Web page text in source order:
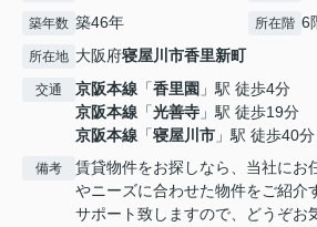
築年数 築46年 所在階 6
所在地 大阪府寝屋川市香里新町
交通 京阪本線 「香里園 」駅 徒歩4分
京阪本線 「光善寺 」駅 徒歩19分
京阪本線 「寝屋川市 」駅 徒歩40分
備考
賃貸物件をお探しなら、当社にお
やニーズに合わせた物件をご紹介
サポート致しますので、どうぞお